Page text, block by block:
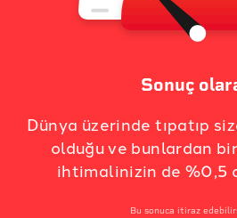
Sonuç
Dünya üzerinde tıpatıp
olduğu ve bunlardan
ihtimalinizin de %0,5
Bu sonuca itiraz